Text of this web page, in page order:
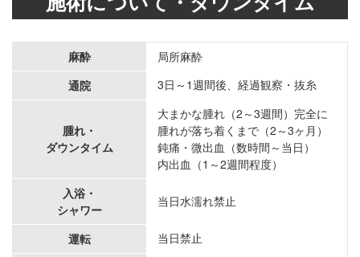
麻酔
局所麻酔
通院
3日～1週間後、経過観察・抜糸
腫れ・
ダウンタイム
大まかな腫れ（2～3週間）完全に
腫れが落ち着くまで（2～3ヶ月）
鈍痛・微出血（数時間～当日）
内出血（1～2週間程度）
入浴・
シャワー
当日水濡れ禁止
運転
当日禁止